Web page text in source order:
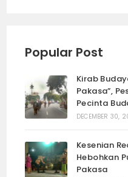
Popular Post
Kirab
Pakasa”,
Pecinta
DECEMBER 30,
Kesenian
Hebohkan
Pakasa